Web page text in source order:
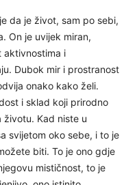
da je život, sam po sebi,
On je uvijek miran,
aktivnostima i
Dubok mir i prostranost
onako kako želi.
i sklad koji prirodno
životu. Kad niste u
svijetom oko sebe, i to je
biti. To je ono gdje
mističnost, to je